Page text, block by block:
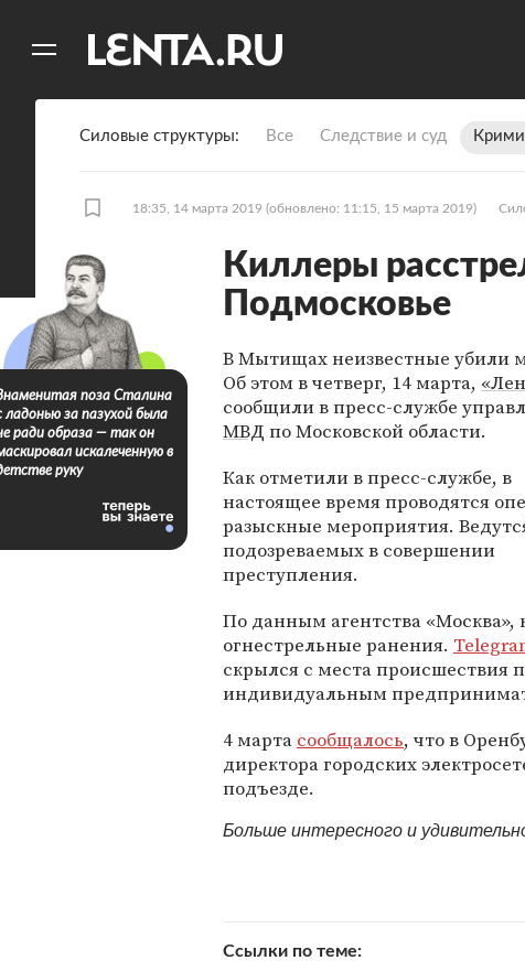
Силовые структуры Все Следствие и суд
18:35, 14 марта 2019 (обновлено: 11:15, 15 марта 2019)
Киллеры
Подмосковье
В Мытищах неизвестные убили
Об этом в четверг, 14 марта,
сообщили в пресс-службе
МВД по Московской области.
Как отметили в пресс-службе, в
настоящее время проводятся
разыскные мероприятия.
подозреваемых в совершении
преступления.
По данным агентства
огнестрельные ранения.
скрылся с места происшествия
индивидуальным
4 марта сообщалось, что в
директора городских
подъезде.
Больше интересного и
Ссылки по теме
поза Сталина
ладонью за пазухой была
ради образа — так он
искалеченную в
руку